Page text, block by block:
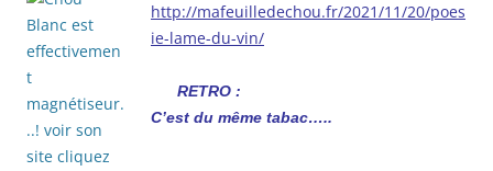
http://mafeuilledechou.fr/2021/11/20/poes
ie-lame-du-vin/
RETRO :
C’est du même tabac…..